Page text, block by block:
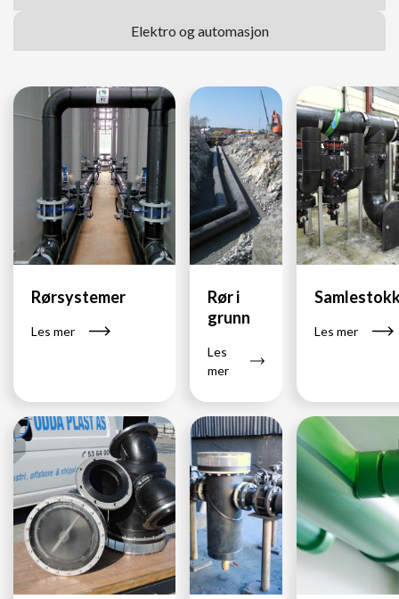
Elektro og automasjon
Rørsystemer
Les mer
Rør i
grunn
Les
mer
Les mer